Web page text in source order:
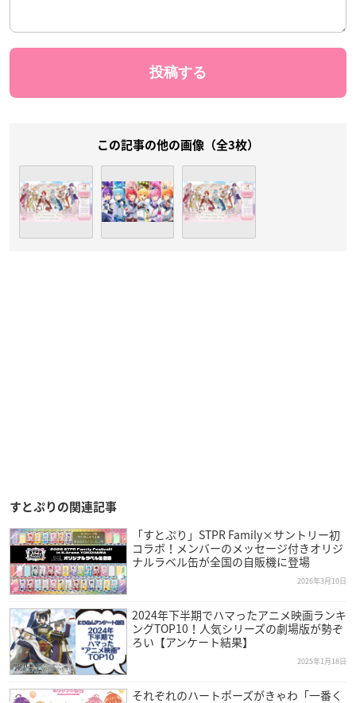
この記事の他の画像（全3枚）
すとぷりの関連記事
「すとぷり」STPR Family×サントリー初
コラボ！メンバーのメッセージ付きオリジ
ナルラベル缶が全国の自販機に登場
2026年3月10日
2024年下半期でハマったアニメ映画ランキ
ングTOP10！人気シリーズの劇場版が勢ぞ
ろい【アンケート結果】
2025年1月18日
それぞれのハートポーズがきゃわ「一番く